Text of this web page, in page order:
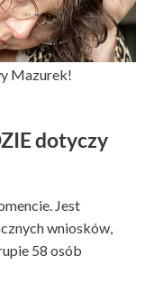
Mazurek!
dotyczy
Jest
wniosków,
58 osób